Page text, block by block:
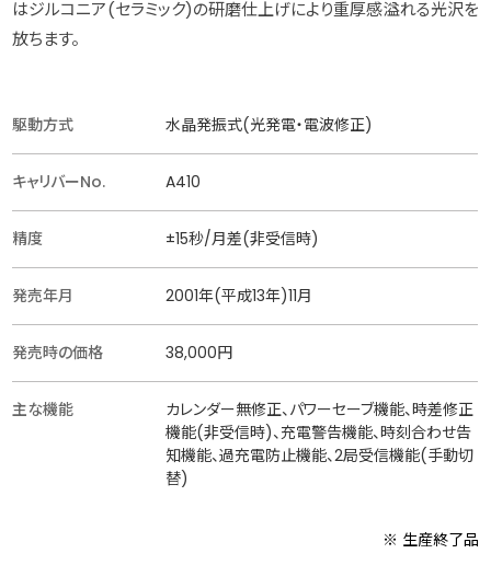
はジルコニア(セラミック)の研磨仕上げにより重厚感溢れる光沢を
放ちます。
駆動方式 水晶発振式(光発電・電波修正)
キャリバーNo. A410
精度 ±15秒/月差(非受信時)
発売年月 2001年(平成13年)11月
発売時の価格 38,000円
主な機能
カレンダー無修正、パワーセーブ機能、時差修正
機能(非受信時)、充電警告機能、時刻合わせ告
知機能、過充電防止機能、2局受信機能(手動切
替)
※ 生産終了品